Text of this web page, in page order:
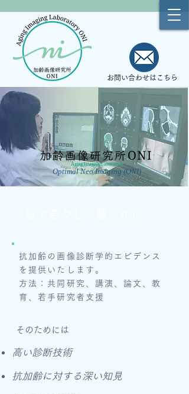
お問い合わせはこちら
Aging Imaging Laboratory
Optimal Neo Imaging (ONI)
抗加齢の画像診断学的エビデンス
を提供いたします。
方法：共同研究、講演、論文、教
育、若手研究者支援
​​そのためには
高い診断技術
抗加齢に対する深い知見